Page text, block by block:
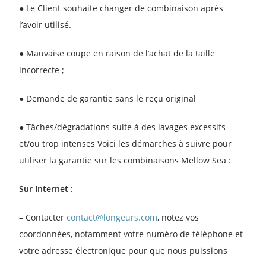
● Le Client souhaite changer de combinaison après
l’avoir utilisé.
● Mauvaise coupe en raison de l’achat de la taille
incorrecte ;
● Demande de garantie sans le reçu original
● Tâches/dégradations suite à des lavages excessifs
et/ou trop intenses Voici les démarches à suivre pour
utiliser la garantie sur les combinaisons Mellow Sea :
Sur Internet :
– Contactercontact@longeurs.com, notez vos
coordonnées, notamment votre numéro de téléphone et
votre adresse électronique pour que nous puissions